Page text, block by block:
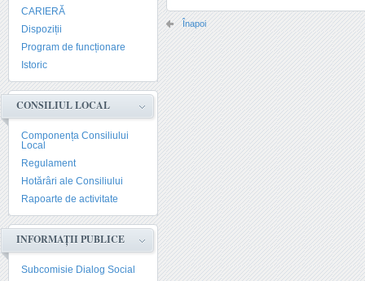
CARIERĂ
Dispoziții
Program de funcționare
Istoric
CONSILIUL LOCAL
Componența Consiliului
Local
Regulament
Hotărâri ale Consiliului
Rapoarte de activitate
INFORMAȚII PUBLICE
Subcomisie Dialog Social
Înapoi